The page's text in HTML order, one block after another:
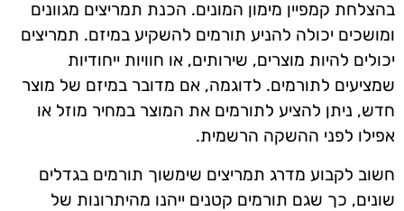
בהצלחת קמפיין מימון המונים. הכנת תמריצים מגוונים
ומושכים יכולה להניע תורמים להשקיע במיזם. תמריצים
יכולים להיות מוצרים, שירותים, או חוויות ייחודיות
שמציעים לתורמים. לדוגמה, אם מדובר במיזם של מוצר
חדש, ניתן להציע לתורמים את המוצר במחיר מוזל או
אפילו לפני ההשקה הרשמית.
חשוב לקבוע מדרג תמריצים שימשוך תורמים בגדלים
שונים, כך שגם תורמים קטנים ייהנו מהיתרונות של